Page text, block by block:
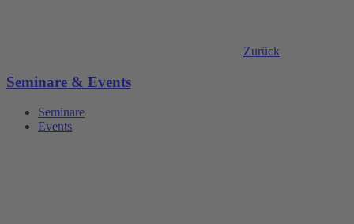
Zurück
Seminare & Events
Seminare
Events